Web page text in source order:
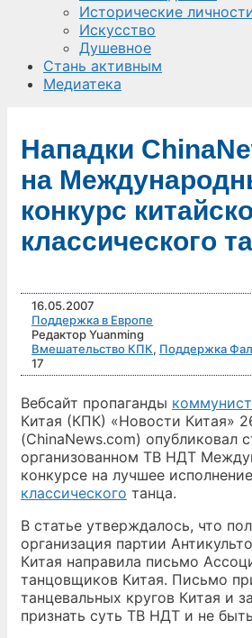
Исторические
Искусство
Душевное
Стань активным
Медиатека
Нападки
на
конкурс
классического
16.05.2007
Поддержка в Европе
Редактор Yuanming
Вмешательство КПК, Поддержка
17
Вебсайт пропаганды
Китая (КПК) «Новости Китая»
(ChinaNews.com) опубликовал
организованном ТВ НДТ
конкурсе на лучшее исполнение
классического танца.
В статье утверждалось, что
организация партии
Китая направила письмо
танцовщиков Китая. Письмо
танцевальных кругов Китая и
признать суть ТВ НДТ и не